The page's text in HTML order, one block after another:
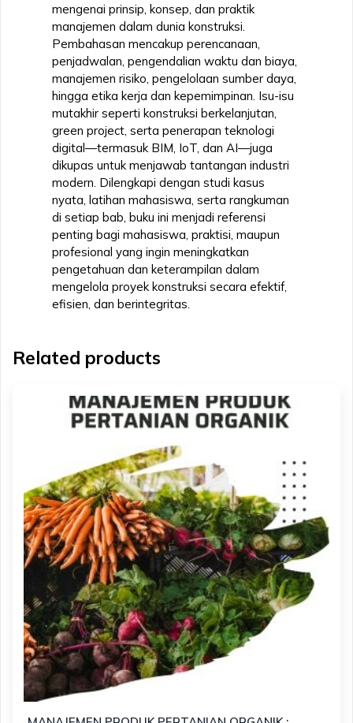
mengenai prinsip, konsep, dan praktik
manajemen dalam dunia konstruksi.
Pembahasan mencakup perencanaan,
penjadwalan, pengendalian waktu dan biaya,
manajemen risiko, pengelolaan sumber daya,
hingga etika kerja dan kepemimpinan. Isu-isu
mutakhir seperti konstruksi berkelanjutan,
green project, serta penerapan teknologi
digital—termasuk BIM, IoT, dan AI—juga
dikupas untuk menjawab tantangan industri
modern. Dilengkapi dengan studi kasus
nyata, latihan mahasiswa, serta rangkuman
di setiap bab, buku ini menjadi referensi
penting bagi mahasiswa, praktisi, maupun
profesional yang ingin meningkatkan
pengetahuan dan keterampilan dalam
mengelola proyek konstruksi secara efektif,
efisien, dan berintegritas.
Related products